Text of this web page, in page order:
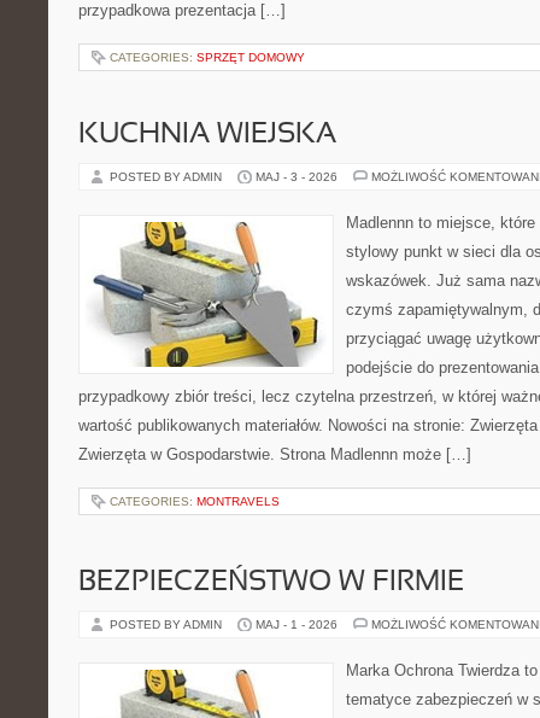
przypadkowa prezentacja […]
CATEGORIES: SPRZĘT DOMOWY
KUCHNIA WIEJSKA
POSTED BY ADMIN MAJ - 3 - 2026 MOŻLIWOŚĆ
Madlennn to miejsce,
stylowy punkt w sieci dla
wskazówek. Już sama
czymś zapamiętywalnym,
przyciągać uwagę
podejście do
przypadkowy zbiór treści, lecz czytelna przestrzeń, w której
wartość publikowanych materiałów. Nowości na stronie:
Zwierzęta w Gospodarstwie. Strona Madlennn może […]
CATEGORIES: MONTRAVELS
BEZPIECZEŃSTWO W FIRMIE
POSTED BY ADMIN MAJ - 1 - 2026 MOŻLIWOŚĆ
Marka Ochrona Twierdza
tematyce zabezpieczeń w